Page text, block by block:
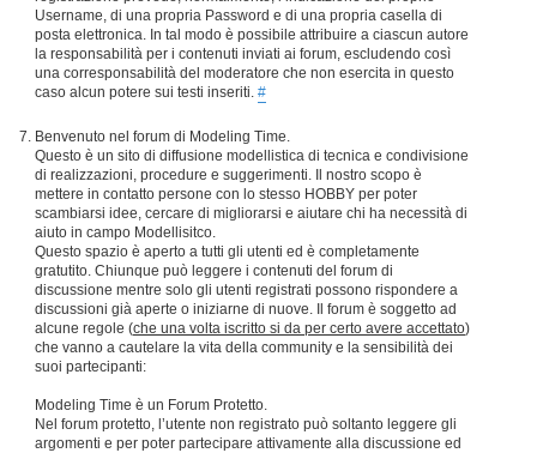
Username, di una propria Password e di una propria casella di
posta elettronica. In tal modo è possibile attribuire a ciascun autore
la responsabilità per i contenuti inviati ai forum, escludendo così
una corresponsabilità del moderatore che non esercita in questo
caso alcun potere sui testi inseriti. #
Benvenuto nel forum di Modeling Time.
Questo è un sito di diffusione modellistica di tecnica e condivisione
di realizzazioni, procedure e suggerimenti. Il nostro scopo è
mettere in contatto persone con lo stesso HOBBY per poter
scambiarsi idee, cercare di migliorarsi e aiutare chi ha necessità di
aiuto in campo Modellisitco.
Questo spazio è aperto a tutti gli utenti ed è completamente
gratutito. Chiunque può leggere i contenuti del forum di
discussione mentre solo gli utenti registrati possono rispondere a
discussioni già aperte o iniziarne di nuove. Il forum è soggetto ad
alcune regole (che una volta iscritto si da per certo avere accettato)
che vanno a cautelare la vita della community e la sensibilità dei
suoi partecipanti:
Modeling Time è un Forum Protetto.
Nel forum protetto, l’utente non registrato può soltanto leggere gli
argomenti e per poter partecipare attivamente alla discussione ed